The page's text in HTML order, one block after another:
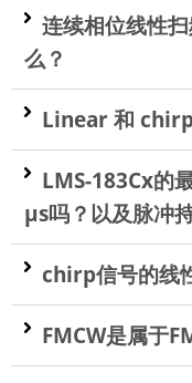
连续相位线性
么？
Linear 和
LMS-183Cx的
µs吗？以及脉冲
chirp信号的线
FMCW是属于